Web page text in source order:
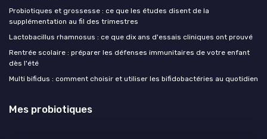
Probiotiques et grossesse : ce que les études disent de la
supplémentation au fil des trimestres
Lactobacillus rhamnosus : ce que dix ans d'essais cliniques ont prouvé
Rentrée scolaire : préparer les défenses immunitaires de votre enfant
dès l'été
Multi bifidus : comment choisir et utiliser les bifidobactéries au quotidien
Mes probiotiques